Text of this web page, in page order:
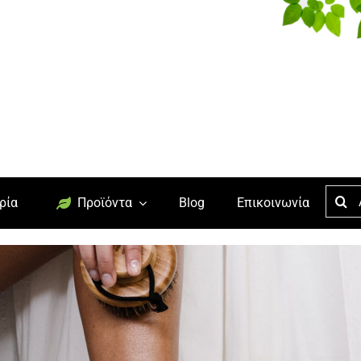
Προϊόντα Blog Επικοινωνία
for: